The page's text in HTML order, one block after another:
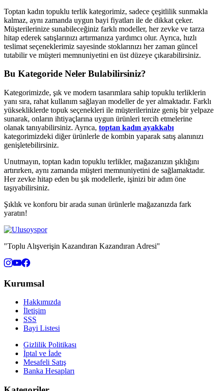
Toptan kadın topuklu terlik kategorimiz, sadece çeşitlilik sunmakla
kalmaz, aynı zamanda uygun bayi fiyatları ile de dikkat çeker.
Müşterilerinize sunabileceğiniz farklı modeller, her zevke ve tarza
hitap ederek satışlarınızı artırmanıza yardımcı olur. Ayrıca, hızlı
teslimat seçeneklerimiz sayesinde stoklarınızı her zaman güncel
tutabilir ve müşteri memnuniyetini en üst düzeye çıkarabilirsiniz.
Bu Kategoride Neler Bulabilirsiniz?
Kategorimizde, şık ve modern tasarımlara sahip topuklu terliklerin
yanı sıra, rahat kullanım sağlayan modeller de yer almaktadır. Farklı
yüksekliklerde topuk seçenekleri ile müşterilerinize geniş bir yelpaze
sunarak, onların ihtiyaçlarına uygun ürünleri tercih etmelerine
olanak tanıyabilirsiniz. Ayrıca, toptan kadın ayakkabı
kategorimizdeki diğer ürünlerle de kombin yaparak satış alanınızı
genişletebilirsiniz.
Unutmayın, toptan kadın topuklu terlikler, mağazanızın şıklığını
artırırken, aynı zamanda müşteri memnuniyetini de sağlamaktadır.
Her zevke hitap eden bu şık modellerle, işinizi bir adım öne
taşıyabilirsiniz.
Şıklık ve konforu bir arada sunan ürünlerle mağazanızda fark
yaratın!
"Toplu Alışverişin Kazandıran Kazandıran Adresi"
Kurumsal
Hakkımızda
İletişim
SSS
Bayi Listesi
Gizlilik Politikası
İptal ve İade
Mesafeli Satış
Banka Hesapları